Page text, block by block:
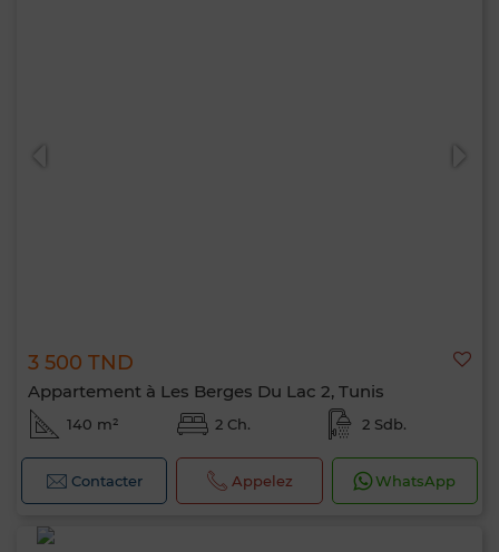
3 500 TND
Appartement à Les Berges Du Lac 2, Tunis
140 m² 2 Ch. 2 Sdb.
Contacter Appelez WhatsApp